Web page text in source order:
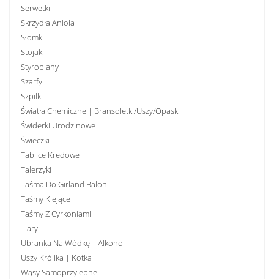
Serwetki
Skrzydła Anioła
Słomki
Stojaki
Styropiany
Szarfy
Szpilki
Światła Chemiczne | Bransoletki/uszy/opaski
Świderki Urodzinowe
Świeczki
Tablice Kredowe
Talerzyki
Taśma Do Girland Balon.
Taśmy Klejące
Taśmy Z Cyrkoniami
Tiary
Ubranka Na Wódkę | Alkohol
Uszy Królika | Kotka
Wąsy Samoprzylepne